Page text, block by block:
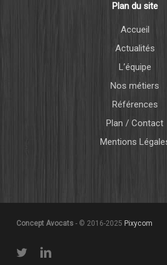
Plan du site
Accueil
Actualités
L’équipe
Nos métiers
Références
Plan / Contact
Mentions
Concept Avocats- © 2016-2025 Pixycom
twitter linkedin